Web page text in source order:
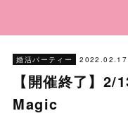
婚活パーティー
【開催終了】
Magic